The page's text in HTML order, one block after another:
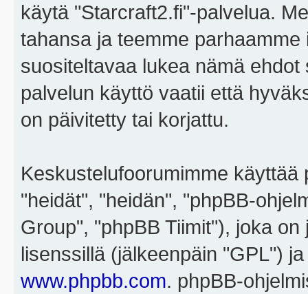
käytä "Starcraft2.fi"-palvelua.
tahansa ja teemme
suositeltavaa lukea nämä
palvelun käyttö vaatii että
on päivitetty tai korjattu.
Keskustelufoorumimme
"heidät", "heidän", "phpBB-
Group", "phpBB Tiimit"), joka on
lisenssillä (jälkeenpäin "GPL")
www.phpbb.com. phpBB-